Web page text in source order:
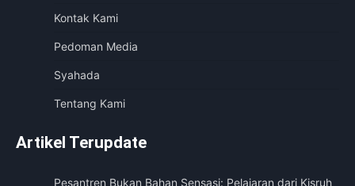
Kontak Kami
Pedoman Media
Syahada
Tentang Kami
Artikel Terupdate
Pesantren Bukan Bahan Sensasi: Pelajaran dari Kisruh